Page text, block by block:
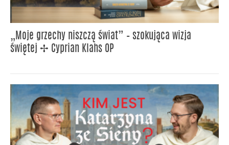
„Moje grzechy niszczą świat” – szokująca wizja
świętej ✢ Cyprian Klahs OP